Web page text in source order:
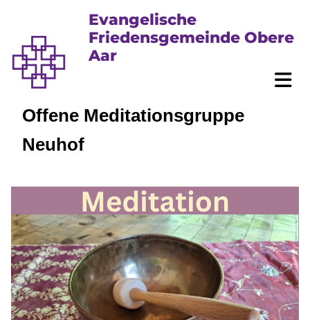
Evangelische
Friedensgemeinde Obere
Aar
Offene Meditationsgruppe
Neuhof